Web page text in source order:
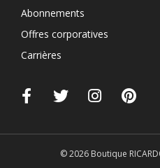
Abonnements
Offres corporatives
Carrières
© 2026 Boutique